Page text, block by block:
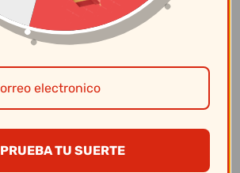
PRUEBA TU SUERTE